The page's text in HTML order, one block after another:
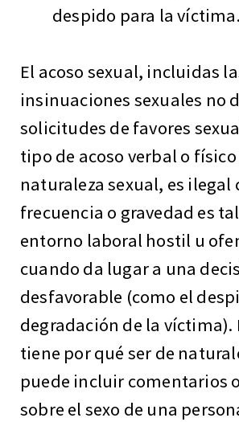
despido para la víctima.
El acoso sexual, incluidas
insinuaciones sexuales no
solicitudes de favores
tipo de acoso verbal o físico
naturaleza sexual, es ilegal
frecuencia o gravedad es
entorno laboral hostil u
cuando da lugar a una
desfavorable (como el
degradación de la víctima).
tiene por qué ser de
puede incluir comentarios
sobre el sexo de una